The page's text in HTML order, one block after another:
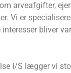
arveafgifter,
Vi er
bliver
I/S lægger vi